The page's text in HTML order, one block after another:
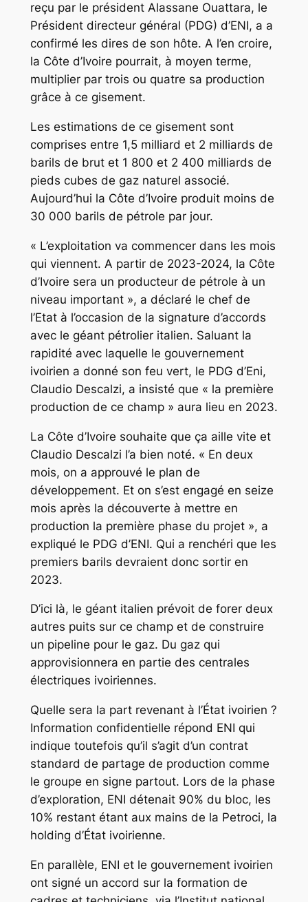
reçu par le président Alassane Ouattara, le
Président directeur général (PDG) d’ENI, a a
confirmé les dires de son hôte. A l’en croire,
la Côte d’Ivoire pourrait, à moyen terme,
multiplier par trois ou quatre sa production
grâce à ce gisement.
Les estimations de ce gisement sont
comprises entre 1,5 milliard et 2 milliards de
barils de brut et 1 800 et 2 400 milliards de
pieds cubes de gaz naturel associé.
Aujourd’hui la Côte d’Ivoire produit moins de
30 000 barils de pétrole par jour.
« L’exploitation va commencer dans les mois
qui viennent. A partir de 2023-2024, la Côte
d’Ivoire sera un producteur de pétrole à un
niveau important », a déclaré le chef de
l’Etat à l’occasion de la signature d’accords
avec le géant pétrolier italien. Saluant la
rapidité avec laquelle le gouvernement
ivoirien a donné son feu vert, le PDG d’Eni,
Claudio Descalzi, a insisté que « la première
production de ce champ » aura lieu en 2023.
La Côte d’Ivoire souhaite que ça aille vite et
Claudio Descalzi l’a bien noté. « En deux
mois, on a approuvé le plan de
développement. Et on s’est engagé en seize
mois après la découverte à mettre en
production la première phase du projet », a
expliqué le PDG d’ENI. Qui a renchéri que les
premiers barils devraient donc sortir en
2023.
D’ici là, le géant italien prévoit de forer deux
autres puits sur ce champ et de construire
un pipeline pour le gaz. Du gaz qui
approvisionnera en partie des centrales
électriques ivoiriennes.
Quelle sera la part revenant à l’État ivoirien ?
Information confidentielle répond ENI qui
indique toutefois qu’il s’agit d’un contrat
standard de partage de production comme
le groupe en signe partout. Lors de la phase
d’exploration, ENI détenait 90% du bloc, les
10% restant étant aux mains de la Petroci, la
holding d’État ivoirienne.
En parallèle, ENI et le gouvernement ivoirien
ont signé un accord sur la formation de